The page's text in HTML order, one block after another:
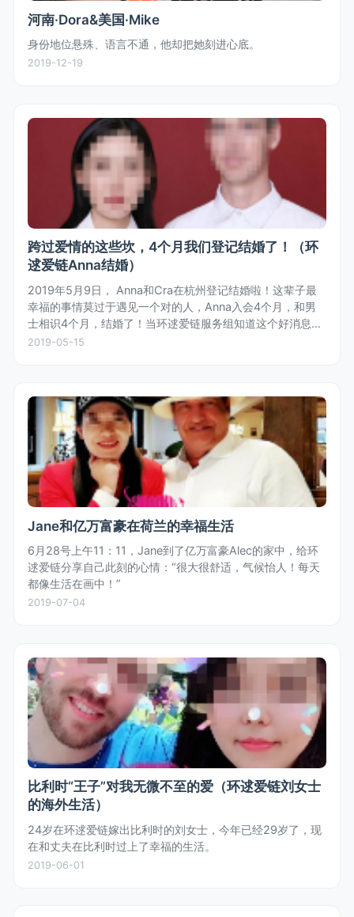
河南·Dora&美国·Mike
身份地位悬殊、语言不通，他却把她刻进心底。
2019-12-19
跨过爱情的这些坎，4个月我们登记结婚了！（环
逑爱链Anna结婚）
2019年5月9日， Anna和Cra在杭州登记结婚啦！这辈子最
幸福的事情莫过于遇见一个对的人，Anna入会4个月，和男
士相识4个月，结婚了！当环逑爱链服务组知道这个好消息
时，齐体为女士欢呼，也为女士收获真爱和幸福感到开心。
2019-05-15
Jane和亿万富豪在荷兰的幸福生活
6月28号上午11：11，Jane到了亿万富豪Alec的家中，给环
逑爱链分享自己此刻的心情：“很大很舒适，气候怡人！每天
都像生活在画中！”
2019-07-04
比利时“王子”对我无微不至的爱（环逑爱链刘女士
的海外生活）
24岁在环逑爱链嫁出比利时的刘女士，今年已经29岁了，现
在和丈夫在比利时过上了幸福的生活。
2019-06-01